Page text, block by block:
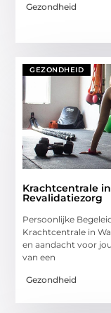
Gezondheid
GEZONDHEID
Krachtcentrale
Revalidatiezorg
Persoonlijke
Krachtcentrale in
en aandacht voor
van een
Gezondheid